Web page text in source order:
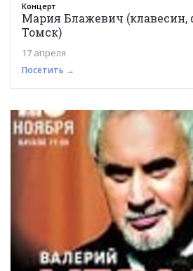
Концерт
Мария Блажевич (клавесин,
Томск)
17 апреля
Посетить →